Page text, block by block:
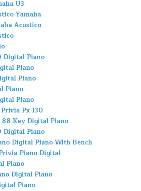
U3
Yamaha
Acustico
Digital Piano
Piano
Piano
Piano
Piano
Px 130
88 Key Digital Piano
Digital Piano
Digital Piano With Bench
Piano Digital
Piano
Digital Piano
Piano